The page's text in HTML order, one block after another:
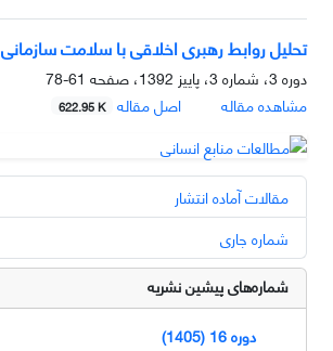
تحلیل روابط رهبری اخلاقی با سلامت سازمانی
دوره 3، شماره 3، پاییز 1392، صفحه
61-78
مشاهده مقاله
اصل مقاله 622.95 K
مقالات آماده انتشار
شماره جاری
شماره‌های پیشین نشریه
دوره 16 (1405)